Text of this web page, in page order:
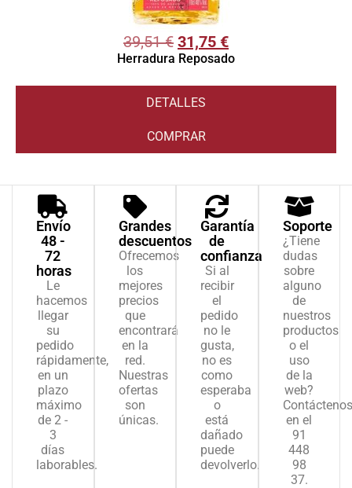
39,51€ 31,75 €
Herradura Reposado
DETALLES
COMPRAR
Envío
48 -
72
horas
Le
hacemos
llegar
su
pedido
rápidamente,
en un
plazo
máximo
de 2 -
3
días
laborables.
Grandes
descuentos
Ofrecemos
los
mejores
precios
que
encontrará
en la
red.
Nuestras
ofertas
son
únicas.
Garantía
de
confianza
Si al
recibir
el
pedido
no le
gusta,
no es
como
esperaba
o
está
dañado
puede
devolverlo.
Soporte
¿Tiene
dudas
sobre
alguno
de
nuestros
productos
o el
uso
de la
web?
Contáctenos
en el
91
448
98
37.